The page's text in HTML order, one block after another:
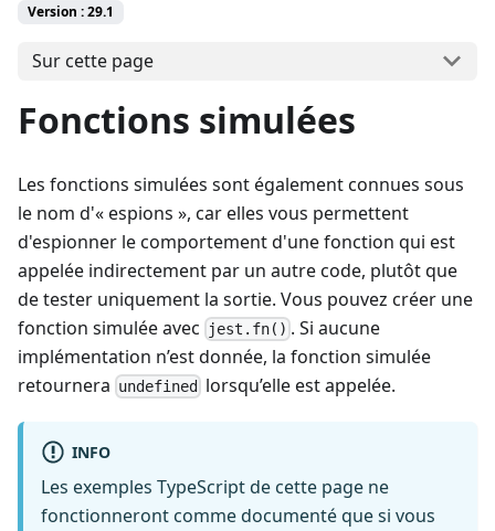
Version : 29.1
Sur cette page
Fonctions simulées
Les fonctions simulées sont également connues sous
le nom d'« espions », car elles vous permettent
d'espionner le comportement d'une fonction qui est
appelée indirectement par un autre code, plutôt que
de tester uniquement la sortie. Vous pouvez créer une
fonction simulée avec
jest.fn() . Si aucune
implémentation n’est donnée, la fonction simulée
retournera undefined lorsqu’elle est appelée.
INFO
Les exemples TypeScript de cette page ne
fonctionneront comme documenté que si vous